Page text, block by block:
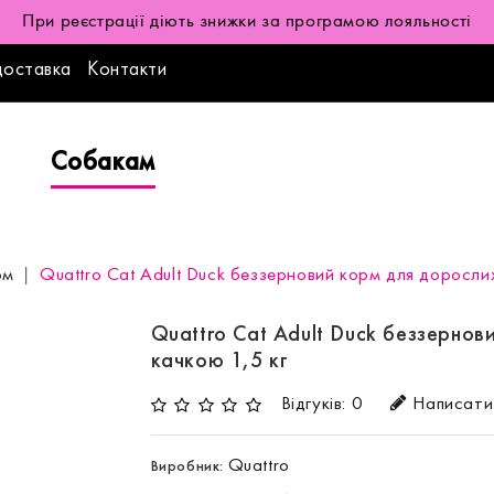
При реєстрації діють знижки за програмою лояльності
Контакти
Собакам
Quattro Cat Adult Duck беззерновий корм для
Quattro Cat Adult Duck
качкою 1,5 кг
Відгуків: 0 Написати
Виробник: Quattro